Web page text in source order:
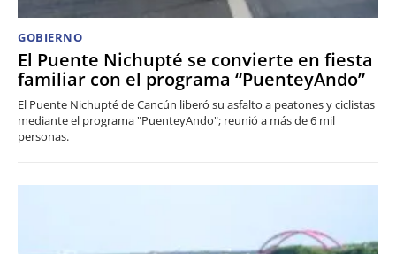
GOBIERNO
El Puente Nichupté se convierte en fiesta
familiar con el programa “PuenteyAndo”
El Puente Nichupté de Cancún liberó su asfalto a peatones y ciclistas
mediante el programa "PuenteyAndo"; reunió a más de 6 mil
personas.